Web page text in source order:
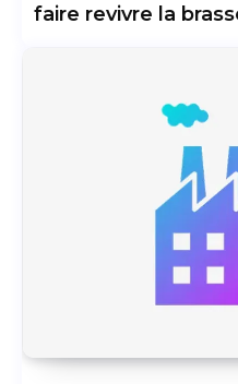
faire revivre la